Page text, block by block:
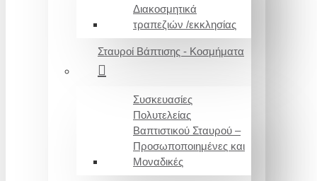
Διακοσμητικά
τραπεζιών /εκκλησίας
Σταυροί Βάπτισης - Κοσμήματα
Συσκευασίες
Πολυτελείας
Βαπτιστικού Σταυρού –
Προσωποποιημένες και
Μοναδικές